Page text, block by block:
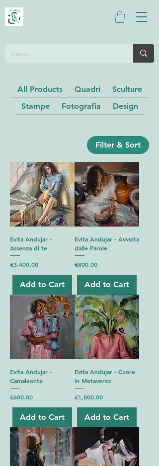
All Products Quadri
Sculture
Stampe
Fotografia Design
Filter & Sort
Evita Andujar -
Assenza di te
Price
€3,400.00
Add to Cart
Evita Andujar - Avvolta
dalle Parole
Price
€800.00
Add to Cart
Evita Andujar -
Camaleonte
Price
€600.00
Add to Cart
Evita Andujar - Cuore
in Metaverso
Price
€1,800.00
Add to Cart